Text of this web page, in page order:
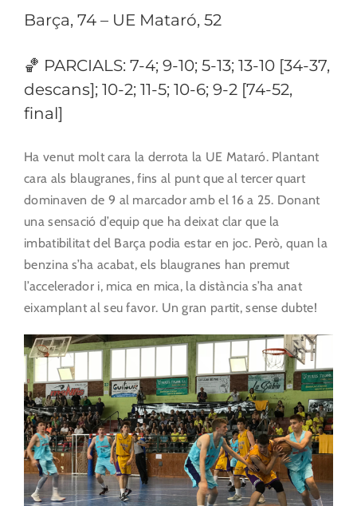
Barça, 74 – UE Mataró, 52
🏀 PARCIALS: 7-4; 9-10; 5-13; 13-10 [34-37,
descans]; 10-2; 11-5; 10-6; 9-2 [74-52,
final]
Ha venut molt cara la derrota la UE Mataró. Plantant
cara als blaugranes, fins al punt que al tercer quart
dominaven de 9 al marcador amb el 16 a 25. Donant
una sensació d’equip que ha deixat clar que la
imbatibilitat del Barça podia estar en joc. Però, quan la
benzina s’ha acabat, els blaugranes han premut
l’accelerador i, mica en mica, la distància s’ha anat
eixamplant al seu favor. Un gran partit, sense dubte!